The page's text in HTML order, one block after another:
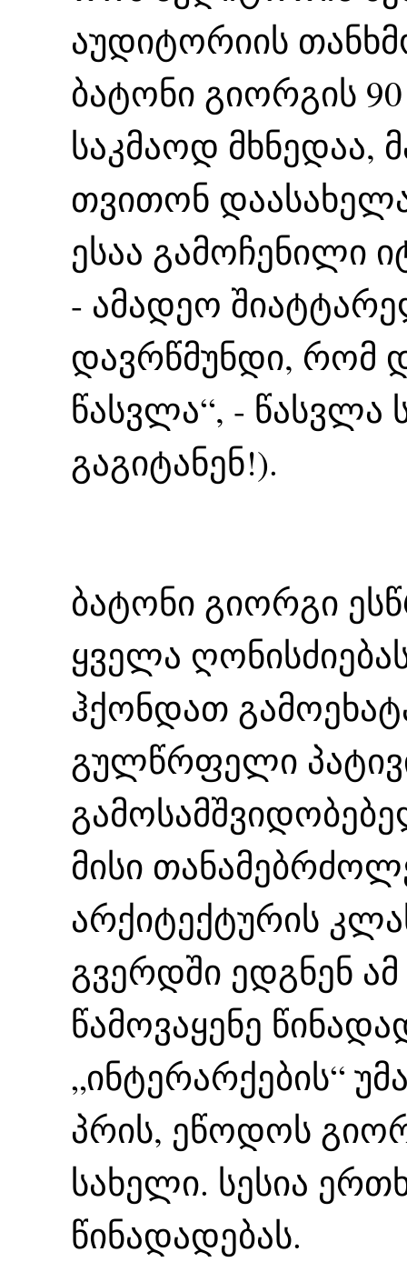
აუდიტორიის
ბატონი გიორგის
საკმაოდ მხნედაა,
თვითონ
ესაა გამოჩენილი
- ამადეო
დავრწმუნდი, რომ
წასვლა“, - წასვლა
გაგიტანენ!).
ბატონი გიორგი
ყველა
ჰქონდათ
გულწრფელი
მისი
არქიტექტურის
გვერდში ედგნენ
წამოვაყენე
„ინტერარქების“
პრის, ეწოდოს
სახელი. სესია
წინადადებას.